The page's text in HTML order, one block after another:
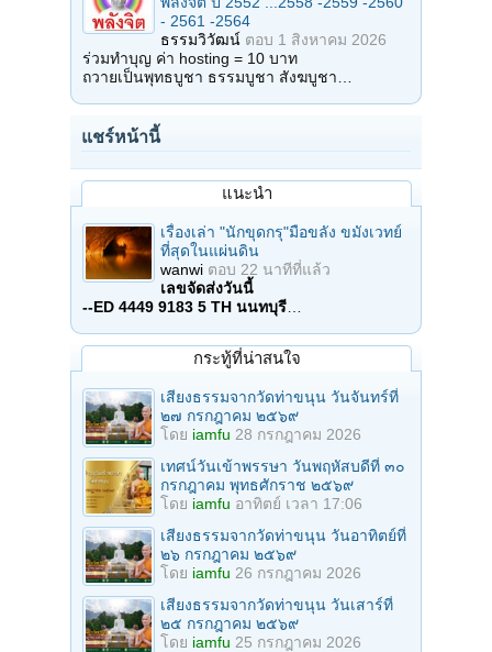
- 2561 -2564
ธรรมวิวัฒน์ ตอบ 1 สิงหาคม 2026
ร่วมทำบุญ ค่า hosting = 10 บาท
ถวายเป็นพุทธบูชา ธรรมบูชา สังฆบูชา…
แชร์หน้านี้
แนะนำ
เรื่องเล่า "นักขุดกรุ"มือขลัง ขมังเวทย์
ที่สุดในแผ่นดิน
wanwi ตอบ 22 นาทีที่แล้ว
เลขจัดส่งวันนี้
--ED 4449 9183 5 TH นนทบุรี
กระทู้ที่น่าสนใจ
เสียงธรรมจากวัดท่าขนุน วันจันทร์ที่
๒๗ กรกฎาคม ๒๕๖๙
โดย iamfu 28 กรกฎาคม 2026
เทศน์วันเข้าพรรษา วันพฤหัสบดีที่ ๓๐
กรกฎาคม พุทธศักราช ๒๕๖๙
โดย iamfu อาทิตย์ เวลา 17:06
เสียงธรรมจากวัดท่าขนุน วันอาทิตย์ที่
๒๖ กรกฎาคม ๒๕๖๙
โดย iamfu 26 กรกฎาคม 2026
เสียงธรรมจากวัดท่าขนุน วันเสาร์ที่
๒๕ กรกฎาคม ๒๕๖๙
โดย iamfu 25 กรกฎาคม 2026